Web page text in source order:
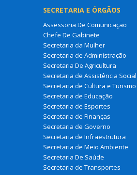
SECRETARIA E ÓRGÃOS
Assessoria De Comunicação
Chefe De Gabinete
Secretaria da Mulher
Secretaria de Administração
Secretaria De Agricultura
Secretaria de Assistência Social
Secretaria de Cultura e Turismo
Secretaria de Educação
Secretaria de Esportes
Secretaria de Finanças
Secretaria de Governo
Secretaria de Infraestrutura
Secretaria de Meio Ambiente
Secretaria De Saúde
Secretaria de Transportes